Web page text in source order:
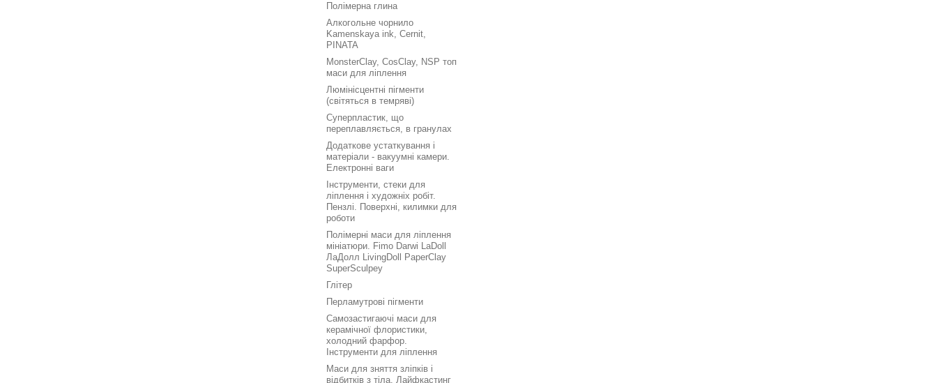
Полімерна глина
Алкогольне чорнило
Kamenskaya ink, Cernit,
PINATA
MonsterClay, CosClay, NSP топ
маси для ліплення
Люмінісцентні пігменти
(світяться в темряві)
Суперпластик, що
переплавляється, в гранулах
Додаткове устаткування і
матеріали - вакуумні камери.
Електронні ваги
Інструменти, стеки для
ліплення і художніх робіт.
Пензлі. Поверхні, килимки для
роботи
Полімерні маси для ліплення
мініатюри. Fimo Darwi LaDoll
ЛаДолл LivingDoll PaperClay
SuperSculpey
Глітер
Перламутрові пігменти
Самозастигаючі маси для
керамічної флористики,
холодний фарфор.
Інструменти для ліплення
Маси для зняття зліпків і
відбитків з тіла. Лайфкастинг